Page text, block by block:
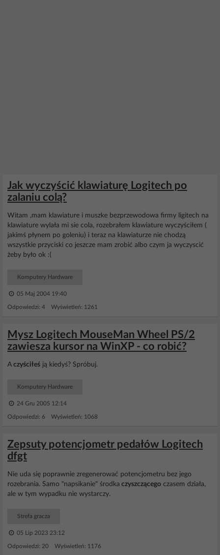
Jak wyczyścić klawiaturę Logitech po
zalaniu colą?
Witam ,mam klawiature i muszke bezprzewodowa firmy ligitech na
klawiature wylała mi sie cola, rozebrałem klawiature wyczyściłem (
jakimś płynem po goleniu) i teraz na klawiaturze nie chodzą
wszystkie przyciski co jeszcze mam zrobić albo czym ja wyczyscić
żeby było ok :(
Komputery Hardware
05 Maj 2004 19:40
Odpowiedzi: 4 Wyświetleń: 1261
Mysz Logitech MouseMan Wheel PS/2
zawiesza kursor na WinXP - co robić?
A czyściłeś ją kiedyś? Spróbuj.
Komputery Hardware
24 Gru 2005 12:14
Odpowiedzi: 6 Wyświetleń: 1068
Zepsuty potencjometr pedałów Logitech
dfgt
Nie uda się poprawnie zregenerować potencjometru bez jego
rozebrania. Samo "napsikanie" środka czyszczącego czasem działa,
ale w tym wypadku nie wystarczy.
Strefa gracza
05 Lip 2023 23:12
Odpowiedzi: 20 Wyświetleń: 1176